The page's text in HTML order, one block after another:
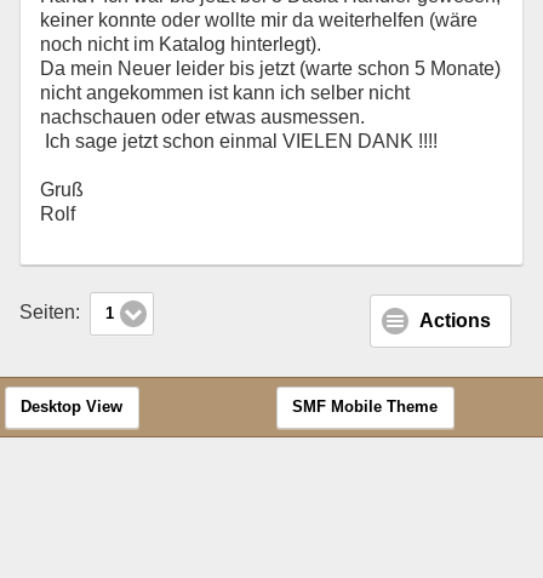
keiner konnte oder wollte mir da weiterhelfen (wäre
noch nicht im Katalog hinterlegt).
Da mein Neuer leider bis jetzt (warte schon 5 Monate)
nicht angekommen ist kann ich selber nicht
nachschauen oder etwas ausmessen.
Ich sage jetzt schon einmal VIELEN DANK !!!!
Gruß
Rolf
Seiten: 1 Actions
Desktop View SMF Mobile Theme